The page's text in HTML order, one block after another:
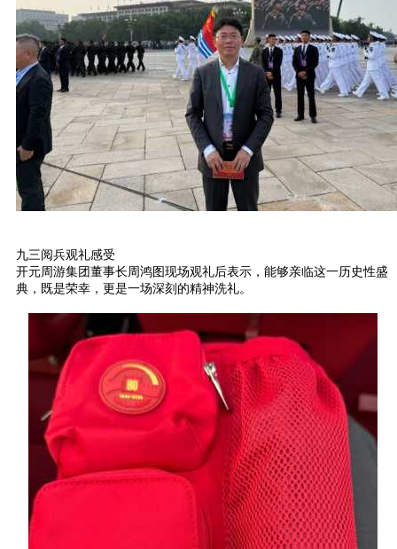
九三阅兵观礼感受
开元周游集团董事长周鸿图现场观礼后表示，能够亲临这一历史性盛
典，既是荣幸，更是一场深刻的精神洗礼。